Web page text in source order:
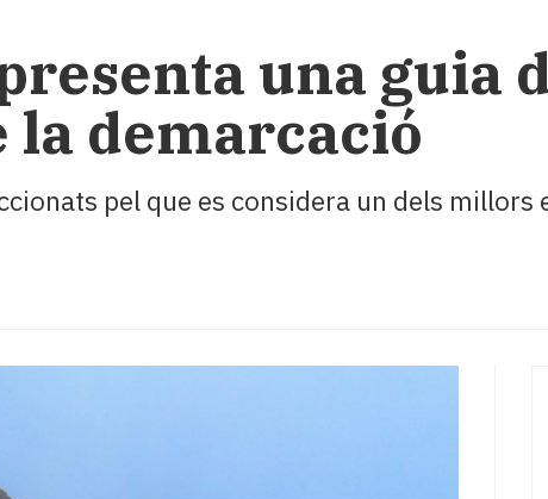
una guia
la demarcació
pel que es considera un dels millors